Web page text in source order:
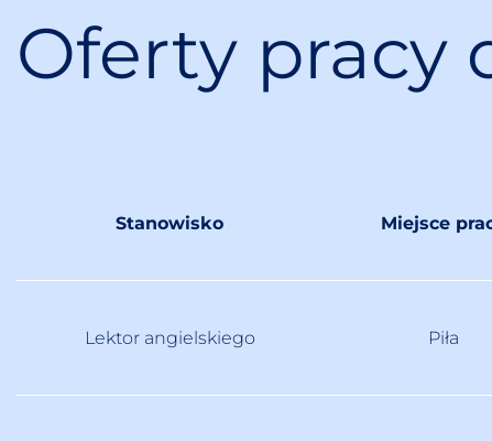
Oferty pracy
Stanowisko Miejsce
Lektor angielskiego Piła